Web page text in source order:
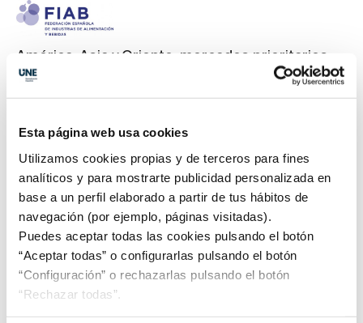
Esta página web usa cookies
Utilizamos cookies propias y de terceros para fines
analíticos y para mostrarte publicidad personalizada en
base a un perfil elaborado a partir de tus hábitos de
navegación (por ejemplo, páginas visitadas).
Puedes aceptar todas las cookies pulsando el botón
“Aceptar todas” o configurarlas pulsando el botón
“Configuración” o rechazarlas pulsando el botón
“Rechazar todas”.
América, Asia y Oriente, mercados prioritarios
para seguir creciendo
Estados Unidos, Reino Unido, China, Japón, Corea
Australia se identifican como los principales
mercados de interés para las exportaciones de la
industria española de alimentación y bebidas. Así se
desprende del Informe de Mercados Prioritarios que
ha elaborado la Federación Española de Industrias
de la Alimentación y Bebidas (FIAB), en colaboración
con el Ministerio de Agricultura, Pesca y
Alimentación e ICEX España Exportaciones e
Inversiones. Este estudio establece aquellas zonas
geográficas con mayor proyección para los